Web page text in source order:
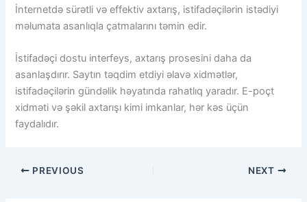
İnternetdə sürətli və effektiv axtarış, istifadəçilərin istədiyi
məlumata asanlıqla çatmalarını təmin edir.
İstifadəçi dostu interfeys, axtarış prosesini daha da
asanlaşdırır. Saytın təqdim etdiyi əlavə xidmətlər,
istifadəçilərin gündəlik həyatında rahatlıq yaradır. E-poçt
xidməti və şəkil axtarışı kimi imkanlar, hər kəs üçün
faydalıdır.
PREVIOUS NEXT